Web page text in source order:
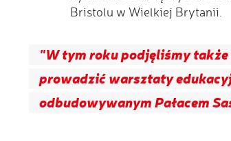
Bristolu w Wielkiej Brytanii.
"W tym roku podjęliśmy także
prowadzić warsztaty
odbudowywanym Pałacem